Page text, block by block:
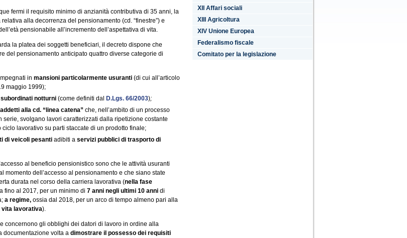
fermi il requisito minimo di anzianità contributiva di 35 anni, la
alla decorrenza del pensionamento (cd. “finestre”) e
pensionabile all’incremento dell’aspettativa di vita.
la platea dei soggetti beneficiari, il decreto dispone che
del pensionamento anticipato quattro diverse categorie di
in mansioni particolarmente usuranti (di cui all’articolo
maggio 1999);
notturni (come definiti dal D.Lgs. 66/2003);
addetti alla cd. “linea catena” che, nell’ambito di un processo
serie, svolgano lavori caratterizzati dalla ripetizione costante
ciclo lavorativo su parti staccate di un prodotto finale;
di veicoli pesanti adibiti a servizi pubblici di trasporto di
al beneficio pensionistico sono che le attività usuranti
momento dell’accesso al pensionamento e che siano state
durata nel corso della carriera lavorativa (nella fase
fino al 2017, per un minimo di 7 anni negli ultimi 10 anni di
a regime, ossia dal 2018, per un arco di tempo almeno pari alla
vita lavorativa).
concernono gli obblighi dei datori di lavoro in ordine alla
documentazione volta a dimostrare il possesso dei requisiti
XII Affari sociali
XIII Agricoltura
XIV Unione Europea
Federalismo fiscale
Comitato per la legislazione